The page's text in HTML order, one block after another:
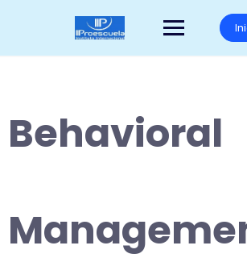
Behavioral